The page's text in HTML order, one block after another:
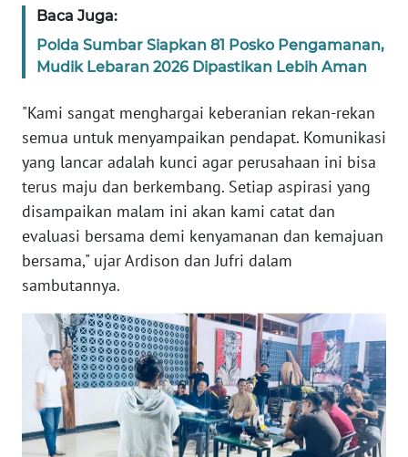
Baca Juga:
Polda Sumbar Siapkan 81 Posko Pengamanan,
Mudik Lebaran 2026 Dipastikan Lebih Aman
"Kami sangat menghargai keberanian rekan-rekan
semua untuk menyampaikan pendapat. Komunikasi
yang lancar adalah kunci agar perusahaan ini bisa
terus maju dan berkembang. Setiap aspirasi yang
disampaikan malam ini akan kami catat dan
evaluasi bersama demi kenyamanan dan kemajuan
bersama," ujar Ardison dan Jufri dalam
sambutannya.
WN
NTB
SULTENG
WN
SULBAR
WN
BABEL
WN
WN
SUMSEL
WN
BENGKULU